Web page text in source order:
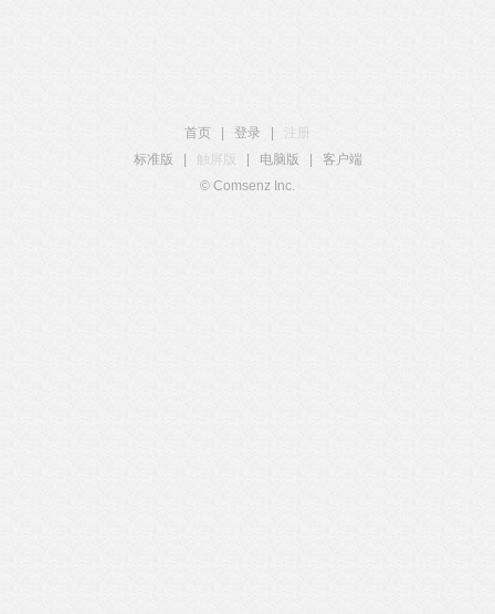
首页 登录
注册
标准版
触屏版 电脑版
客户端
© Comsenz Inc.